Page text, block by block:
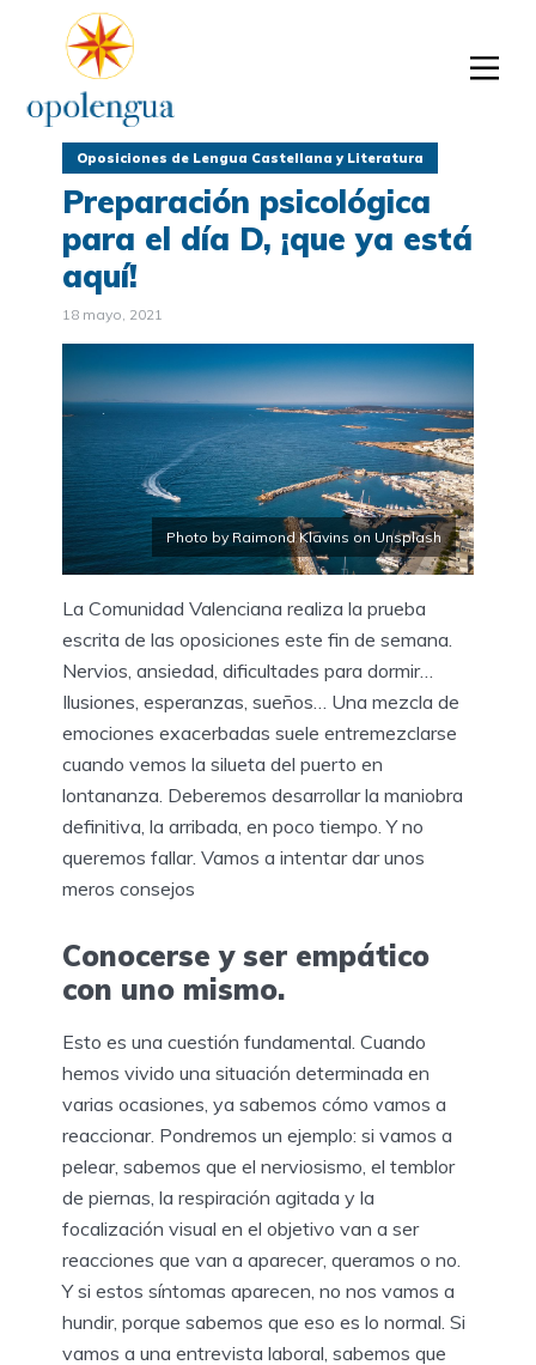
Oposiciones de Lengua Castellana y Literatura
Preparación psicológica
para el día D, ¡que ya está
aquí!
18 mayo, 2021
Photo by Raimond Klavins on Unsplash
La Comunidad Valenciana realiza la prueba
escrita de las oposiciones este fin de semana.
Nervios, ansiedad, dificultades para dormir…
Ilusiones, esperanzas, sueños… Una mezcla de
emociones exacerbadas suele entremezclarse
cuando vemos la silueta del puerto en
lontananza. Deberemos desarrollar la maniobra
definitiva, la arribada, en poco tiempo. Y no
queremos fallar. Vamos a intentar dar unos
meros consejos
Conocerse y ser empático
con uno mismo.
Esto es una cuestión fundamental. Cuando
hemos vivido una situación determinada en
varias ocasiones, ya sabemos cómo vamos a
reaccionar. Pondremos un ejemplo: si vamos a
pelear, sabemos que el nerviosismo, el temblor
de piernas, la respiración agitada y la
focalización visual en el objetivo van a ser
reacciones que van a aparecer, queramos o no.
Y si estos síntomas aparecen, no nos vamos a
hundir, porque sabemos que eso es lo normal. Si
vamos a una entrevista laboral, sabemos que